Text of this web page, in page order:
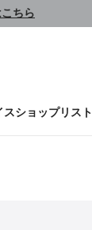
ちら
スショップリスト